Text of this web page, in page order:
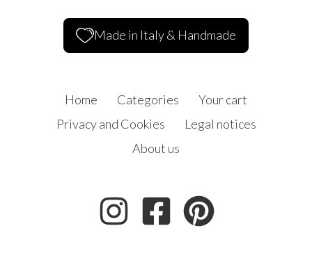
Made in Italy & Handmade
Home Categories
Your cart
Privacy and Cookies
Legal notices
About us